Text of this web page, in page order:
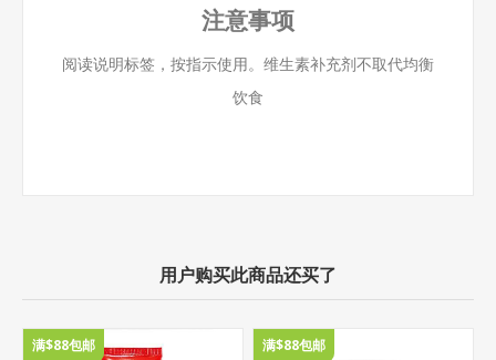
注意事项
阅读说明标签，按指示使用。维生素补充剂不取代均衡
饮食
用户购买此商品还买了
满$88包邮 满$88包邮